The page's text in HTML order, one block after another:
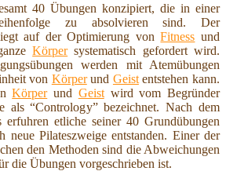
40 Übungen konzipiert, die in einer
zu absolvieren sind. Der
auf der Optimierung vonFitness und
Körpersystematisch gefordert wird.
werden mit Atemübungen
von Körperund Geistentstehen kann.
Körperund Geistwird vom Begründer
als “Contrology” bezeichnet. Nach dem
erfuhren etliche seiner 40 Grundübungen
neue Pilateszweige entstanden. Einer der
den Methoden sind die Abweichungen
die Übungen vorgeschrieben ist.